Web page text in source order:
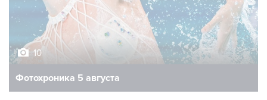
10
Фотохроника 5 августа